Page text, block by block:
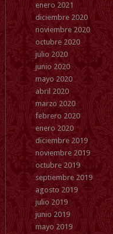
enero 2021
diciembre 2020
noviembre 2020
octubre 2020
julio 2020
junio 2020
mayo 2020
abril 2020
marzo 2020
febrero 2020
enero 2020
diciembre 2019
noviembre 2019
octubre 2019
septiembre 2019
agosto 2019
julio 2019
junio 2019
mayo 2019